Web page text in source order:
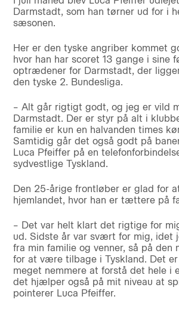
Darmstadt, som han tørner ud for i
sæsonen.
Her er den tyske angriber kommet
hvor han har scoret 13 gange i sine
optrædener for Darmstadt, der
den tyske 2. Bundesliga.
– Alt går rigtigt godt, og jeg er vild
Darmstadt. Der er styr på alt i
familie er kun en halvanden times
Samtidig går det også godt på
Luca Pfeiffer på en
sydvestlige Tyskland.
Den 25-årige frontløber er glad for
hjemlandet, hvor han er tættere på
– Det var helt klart det rigtige for
ud. Sidste år var svært for mig, idet
fra min familie og venner, så på den
for at være tilbage i Tyskland. Det
meget nemmere at forstå det hele i
det hjælper også på mit niveau at
pointerer Luca Pfeiffer.